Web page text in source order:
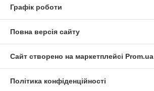
Графік роботи
Повна версія сайту
Сайт створено на маркетплейсі Prom.ua
Політика конфіденційності